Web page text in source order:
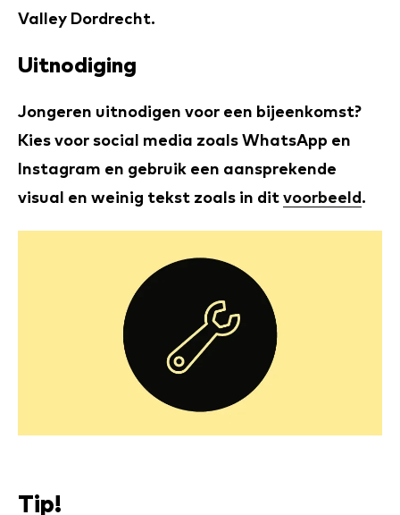
Valley Dordrecht.
Uitnodiging
Jongeren uitnodigen voor een bijeenkomst?
Kies voor social media zoals WhatsApp en
Instagram en gebruik een aansprekende
visual en weinig tekst zoals in dit voorbeeld .
Tip!